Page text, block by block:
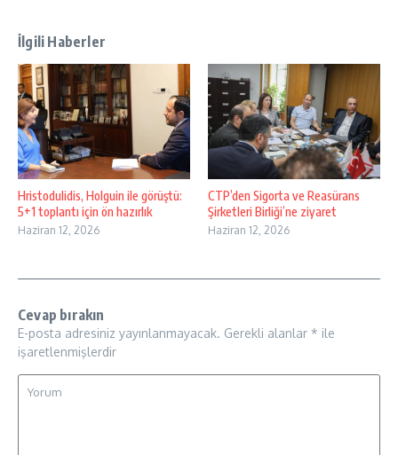
İlgili Haberler
Hristodulidis, Holguin ile görüştü:
5+1 toplantı için ön hazırlık
Haziran 12, 2026
CTP’den Sigorta ve Reasürans
Şirketleri Birliği’ne ziyaret
Haziran 12, 2026
Cevap bırakın
E-posta adresiniz yayınlanmayacak. Gerekli alanlar * ile
işaretlenmişlerdir